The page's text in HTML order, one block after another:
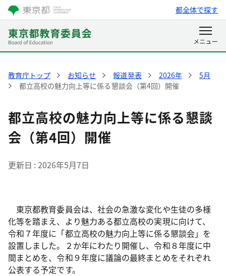
都全体で探す
教育庁トップ お知らせ 報道発表 2026年
5月
都立高校の魅力向上等に係る懇談会（第4回）開催
都立高校の魅力向上等に係る懇談
会（第4回）開催
更新日 2026年5月7日
東京都教育委員会は、社会の急激な変化や生徒の多様
化等を踏まえ、より魅力ある都立高校の実現に向けて、
令和７年度に「都立高校の魅力向上等に係る懇談会」を
設置しました。２か年にわたり開催し、令和８年度に中
間まとめを、令和９年度に議論の最終まとめをそれぞれ
公表する予定です。